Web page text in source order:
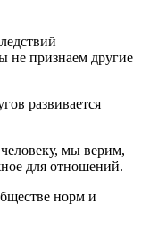
не признаем другие
развивается
мы верим,
для отношений.
норм и